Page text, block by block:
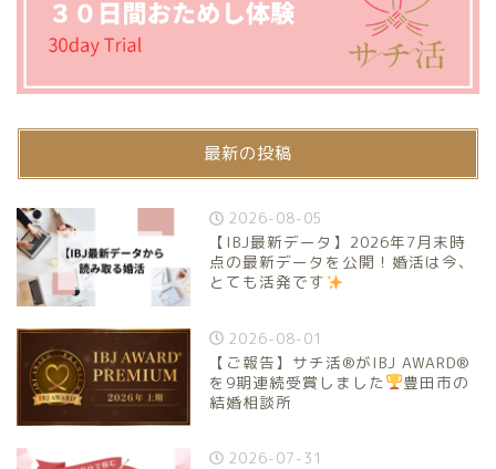
最新の投稿
2026-08-05
【IBJ最新データ】2026年7月末時
点の最新データを公開！婚活は今、
とても活発です
2026-08-01
【ご報告】サチ活®がIBJ AWARD®
を9期連続受賞しました
豊田市の
結婚相談所
2026-07-31